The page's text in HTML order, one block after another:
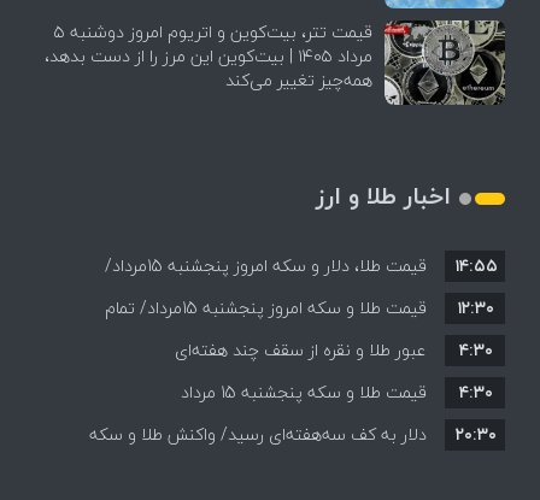
قیمت تتر، بیت‌کوین و اتریوم امروز دوشنبه ۵
مرداد ۱۴۰۵ | بیت‌کوین این مرز را از دست بدهد،
همه‌چیز تغییر می‌کند
اخبار طلا و ارز
قیمت طلا، دلار و سکه امروز پنجشنبه 15مرداد/
افزایش قیمت ها + جدول
۱۴:۵۵
قیمت طلا و سکه امروز پنجشنبه 15مرداد/ تمام
قیمت ها بر مدار افزایش + جدول
۱۲:۳۰
عبور طلا و نقره از سقف چند هفته‌ای
۴:۳۰
قیمت طلا و سکه پنجشنبه 15 مرداد
۴:۳۰
دلار به کف سه‌هفته‌ای رسید/ واکنش طلا و سکه
۲۰:۳۰